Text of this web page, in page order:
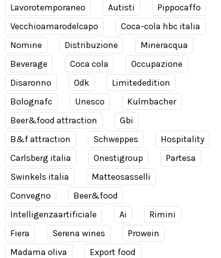
Lavorotemporaneo
Autisti
Pippocaffo
Vecchioamarodelcapo
Coca-cola hbc italia
Nomine
Distribuzione
Mineracqua
Beverage
Coca cola
Occupazione
Disaronno
Odk
Limitededition
Bolognafc
Unesco
Kulmbacher
Beer&food attraction
Gbi
B&f attraction
Schweppes
Hospitality
Carlsberg italia
Onestigroup
Partesa
Swinkels italia
Matteosasselli
Convegno
Beer&food
Intelligenzaartificiale
Ai
Rimini
Fiera
Serena wines
Prowein
Madama oliva
Export food